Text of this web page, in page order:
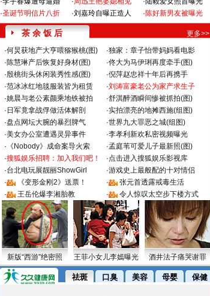
·圣诞节明信片八折
·刘嘉玲自曝正造人
·陈好新男友被曝光
茶 余 饭 后
更多>>
·何炅获地产大亨喂猕猴桃(图) ·独家：章子怡带妈妈看电影
·陈慧琳产后恢复好身材(图) ·佟大为马伊琍再度牵手(图)
·殷桃街头休闲装秀性感(图) ·倪萍赵忠祥十年后再携手
·范冰冰红地毯服装皆为租赁 ·刘涛富豪老公为家产求生子
·姚晨与老公素颜乘地铁被拍 ·舒淇醉酒瞬间惨被抓拍(图)
· 日军竟拿战俘做活体解剖 ·实拍漂亮的地摊西施(组图)
·盘点网坛大腕的暴烈脾气 ·世界九大罪恶之城(组图)
·美女办公室遭遇灵异事件 ·李孝利新欢私密视频曝光
· 《Nobody》成命案导火索 ·孟庭苇可爱儿子最新照(图)
·搜狐娱乐招聘：加入我们吧！ ·点击进入搜狐娱乐影视库
·台北电玩展靓丽ShowGirl ·游戏史上最般配的十对情侣
·
《变形金刚2》送票！ ·
张元首透露戒毒生活
·
王岳伦爆李湘胎教 · 令人惊叹太空步下楼方式
新版“西游”绝密照 王菲小女儿李嫣曝光 酒井法子痛哭谢罪